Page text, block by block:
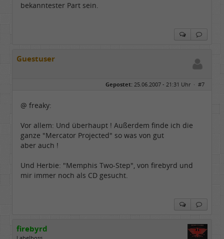
bekanntester Part sein.
Guestuser
Gepostet: 25.06.2007 - 21:31 Uhr · #7
@ freaky:
Vor allem: Und überhaupt ! Außerdem finde ich die
ganze "Mercator Projected" so was von gut
aber auch !
Und Herbie: "Memphis Two-Step", von firebyrd und
mir immer noch als CD gesucht.
firebyrd